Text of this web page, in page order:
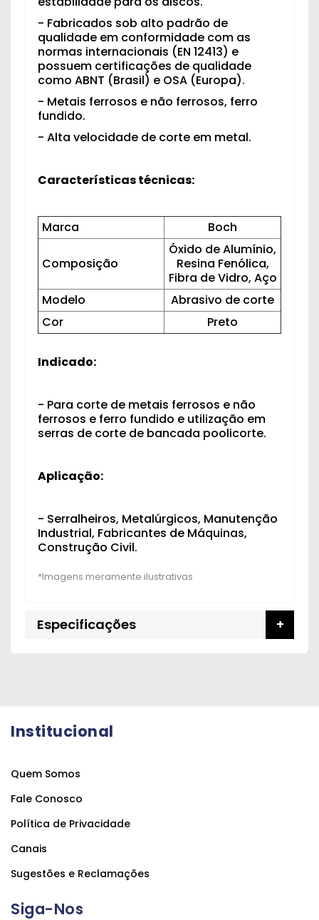
- Fabricados sob alto padrão de
qualidade em conformidade com as
normas internacionais (EN 12413) e
possuem certificações de qualidade
como ABNT (Brasil) e OSA (Europa).
- Metais ferrosos e não ferrosos, ferro
fundido.
- Alta velocidade de corte em metal.
Características técnicas:
Marca Boch
Composição
Óxido de Alumínio,
Resina Fenólica,
Fibra de Vidro, Aço
Modelo
Abrasivo de corte
Cor
Preto
Indicado:
- Para corte de metais ferrosos e não
ferrosos e ferro fundido e utilização em
serras de corte de bancada poolicorte.
Aplicação:
- Serralheiros, Metalúrgicos, Manutenção
Industrial, Fabricantes de Máquinas,
Construção Civil.
Especificações
Institucional
Quem Somos
Fale Conosco
Política de Privacidade
Canais
Sugestões e Reclamações
Siga-Nos